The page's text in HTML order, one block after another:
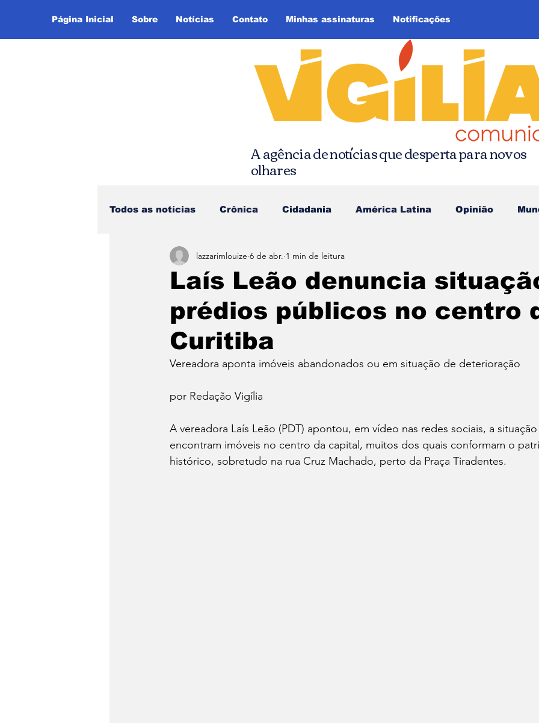
Página Inicial Sobre Notícias Contato Minhas assinaturas Notificações
A agência de notícias que desperta para novos
olhares
Todos as notícias Crônica Cidadania América Latina Opinião
Dica de Leitura Notícias da Quebrada
Emergência Climática Política Educação Cotidiano Cidades
Qual é a sua luta? Crônica
Religião Polícia povos
Laís Leão denuncia
prédios públicos no centro
Curitiba
lazzarimlouize 6 de abr. 1 min de leitura
Vereadora aponta imóveis abandonados ou em situação de deterioração
por Redação Vigília
A vereadora Laís Leão (PDT) apontou, em vídeo nas redes sociais, a
encontram imóveis no centro da capital, muitos dos quais conformam o
histórico, sobretudo na rua Cruz Machado, perto da Praça Tiradentes.